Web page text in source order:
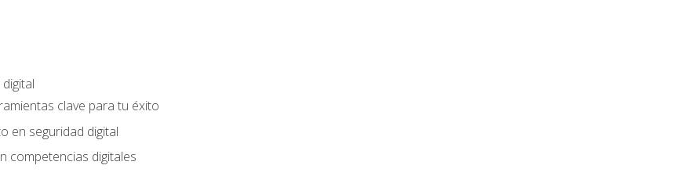
clave para tu éxito
en seguridad digital
competencias digitales